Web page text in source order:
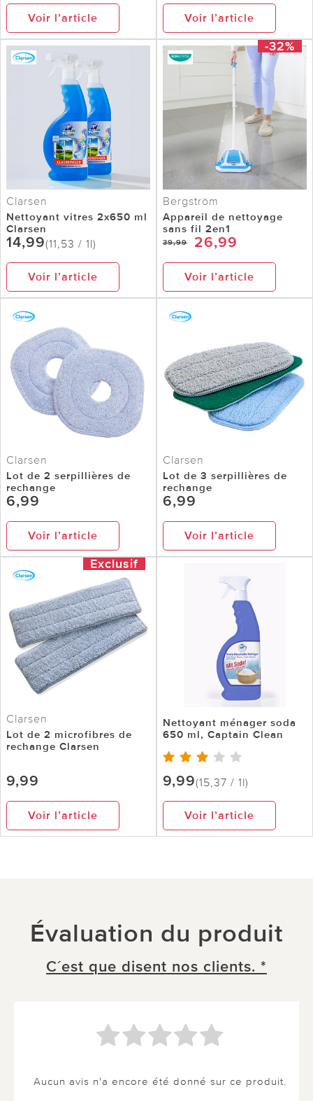
Voir l’article Voir l’article
Clarsen
Nettoyant vitres 2x650 ml
Clarsen
14,99(11,53 / 1l)
Voir l’article
-32%
Bergström
Appareil de nettoyage
sans fil 2en1
39,99 26,99
Voir l’article
Clarsen
Lot de 2 serpillières de
rechange
6,99
Voir l’article
Clarsen
Lot de 3 serpillières de
rechange
6,99
Voir l’article
Exclusif
Clarsen
Lot de 2 microfibres de
rechange Clarsen
9,99
Voir l’article
Nettoyant ménager soda
650 ml, Captain Clean
9,99(15,37 / 1l)
Voir l’article
Évaluation du produit
C´est que disent nos clients. *
Aucun avis n'a encore été donné sur ce produit.